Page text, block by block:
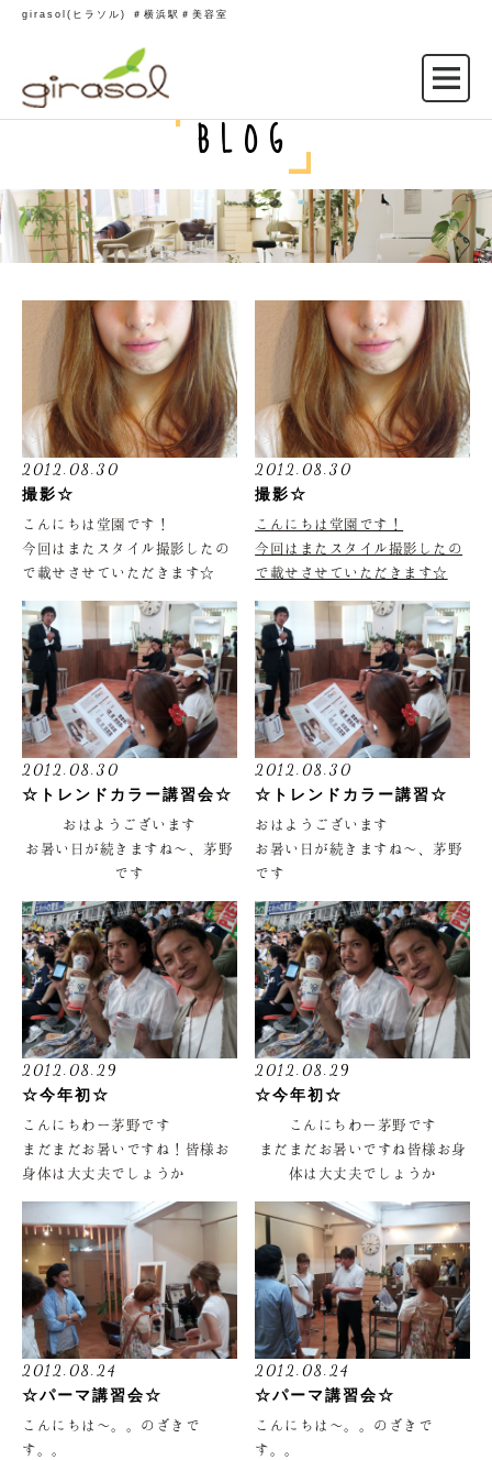
girasol(ヒラソル) ＃横浜駅＃美容室
BLOG
2012.08.30
撮影☆
こんにちは堂園です！
今回はまたスタイル撮影したの
で載せさせていただきます☆
めましてのカナちゃん！スタッ
フのmikiちゃんのお友達です！
どうもありがとうございました
☆
かわいいですね
今回もともとアッシュ系だった
ので、それを活かしてアッシュ
ベージュで！アッシュは重ねて
キレイになっていくので、何回
そうなので、楽しみにしていて
くださいね♪
------------------------------
横浜東口を出て徒歩5分、
裏横浜エリアにある隠れがサロ
ン
ｇｉｒａｓｏｌ（ヒラソ
ル）
○受付時間
火・木・金 10:30〜18:30
水 10:30〜
19:00
土・日 10:00〜
18:00
○ 休日
2012.08.30
撮影☆
こんにちは堂園です！
今回はまたスタイル撮影したの
で載せさせていただきます☆
めましてのカナちゃん！スタッ
フのmikiちゃんのお友達です！
どうもありがとうございました
☆
かわいいですね
今回もともとアッシュ系だった
ので、それを活かしてアッシュ
ベージュで！アッシュは重ねて
いくとどんどん
キレイになっていくので、何回
そうなので、楽しみにしていて
くださいね♪
2012.08.30
☆トレンドカラー講習会☆
おはようございます
お暑い日が続きますね〜、茅野
です
今日は営業前に講習を受けまし
た
内容は…
「 Autumn & Winte Color
Collection 」
つまりっ
秋・冬のトレンドカラー
今年は「 Melty 」がポイント
意味は、溶けるような
あま〜いお菓子を想像しません
メープルシロップのような…
カラーでこんな色になりたいな
ぁ〜と
思ったことはありませんか
できるんです
ズバリっっっ
Melty chocolat ~メルティショ
コラ~
Melty maple ~メルティメープ
ル~
2012.08.30
☆トレンドカラー講習☆
おはようございます
お暑い日が続きますね〜、茅野
です
今日は営業前に講習を受けまし
た
内容は…
「 Autumn & Winte Color
Collection 」
つまりっ
秋・冬のトレンドカラー
今年は「 Melty 」がポイント
意味は、溶けるような
あま〜いお菓子を想像しません
メープルシロップのような…
カラーでこんな色になりたいな
ぁ〜と
思ったことはありませんか
できるんです
ズバリっっっ
Melty chocolat ~メルティショ
コラ~
Melty maple ~メルティメープル
~
新色がでましたぁ
2012.08.29
☆今年初☆
こんにちわー茅野です
まだまだお暑いですね！皆様お
身体は大丈夫でしょうか
を応援していまして〜
熱が冷めないのでみんなで横浜
スタジアムに行ってきました
私は行けませんでしたが…
DeNA 対 阪神
試合を観に行くとなぜかDeNA
対 阪神
今回は阪神側にお邪魔しました
阪神の応援迫力あったぁ
2012.08.29
☆今年初☆
こんにちわー茅野です
まだまだお暑いですね皆様お身
体は大丈夫でしょうか
を応援していまして〜
熱が冷めないのでみんなで横浜
スタジアムに行ってきました
私は行けませんでしたが…
DeNA 対 阪神
試合を観に行くとなぜか
DeNA 対 阪神
今回は阪神側にお邪魔しました
阪神の応援迫力あったぁ
2012.08.24
☆パーマ講習会☆
こんにちは〜。。のざきで
す。。
2012.08.24
☆パーマ講習会☆
こんにちは〜。。のざきで
す。。